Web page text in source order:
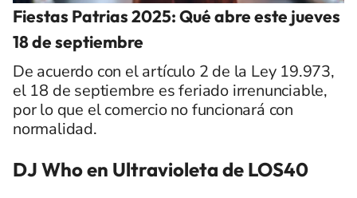
Fiestas Patrias 2025: Qué abre este jueves
18 de septiembre
De acuerdo con el artículo 2 de la Ley 19.973,
el 18 de septiembre es feriado irrenunciable,
por lo que el comercio no funcionará con
normalidad.
DJ Who en Ultravioleta de LOS40